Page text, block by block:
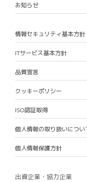
お知らせ
情報セキュリティ基本方針
ITサービス基本方針
品質宣言
クッキーポリシー
ISO認証取得
個人情報の取り扱いについ
個人情報保護方針
出資企業・協力企業